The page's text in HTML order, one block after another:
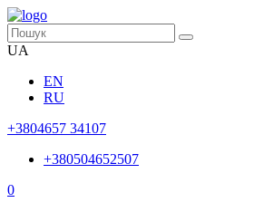
UA
EN
RU
+3804657 34107
+380504652507
0